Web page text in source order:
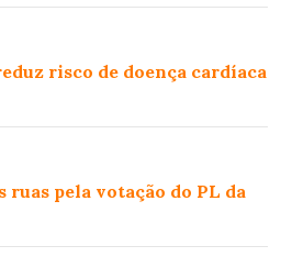
risco de doença cardíaca
ruas pela votação do PL da